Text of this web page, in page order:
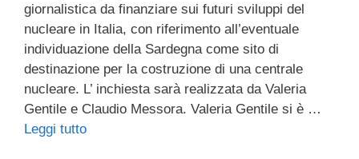
giornalistica da finanziare sui futuri sviluppi del
nucleare in Italia, con riferimento all’eventuale
individuazione della Sardegna come sito di
destinazione per la costruzione di una centrale
nucleare. L’ inchiesta sarà realizzata da Valeria
Gentile e Claudio Messora. Valeria Gentile si è …
Leggi tutto